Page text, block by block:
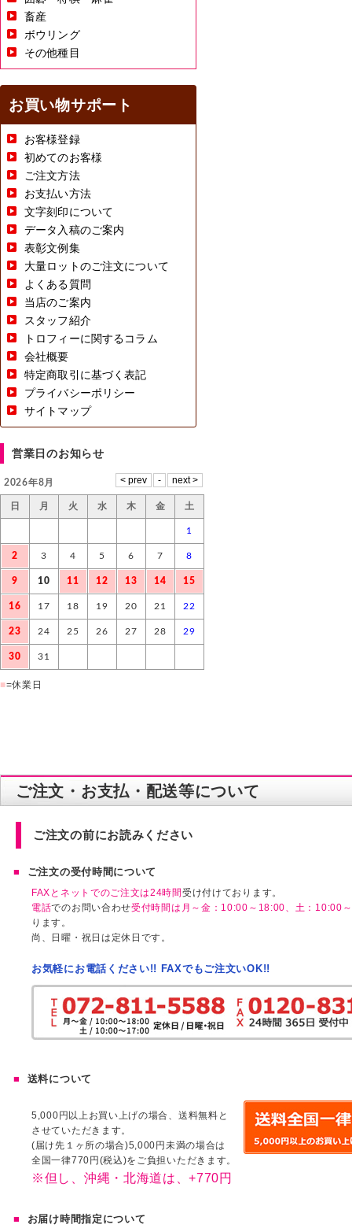
畜産
ボウリング
その他種目
お買い物サポート
お客様登録
初めてのお客様
ご注文方法
お支払い方法
文字刻印について
データ入稿のご案内
表彰文例集
大量ロットのご注文について
よくある質問
当店のご案内
スタッフ紹介
トロフィーに関するコラム
会社概要
特定商取引に基づく表記
プライバシーポリシー
サイトマップ
営業日のお知らせ
2026年8月
日 月 火 水 木 金 土
1
2 3 4 5 6 7 8
9 10 11 12 13 14 15
16 17 18 19 20 21 22
23 24 25 26 27 28 29
30 31
■=休業日
ご注文・お支払・配送等について
ご注文の前にお読みください
ご注文の受付時間について
FAXとネットでのご注文は24時間受け付けております。
電話でのお問い合わせ受付時間は月～金：10:00～18:00、土：10:00
ります。
尚、日曜・祝日は定休日です。
お気軽にお電話ください!! FAXでもご注文いOK!!
送料について
5,000円以上お買い上げの場合、送料無料と
させていただきます。
(届け先１ヶ所の場合)5,000円未満の場合は
全国一律770円(税込)をご負担いただきます。
※但し、沖縄・北海道は、+770円
お届け時間指定について